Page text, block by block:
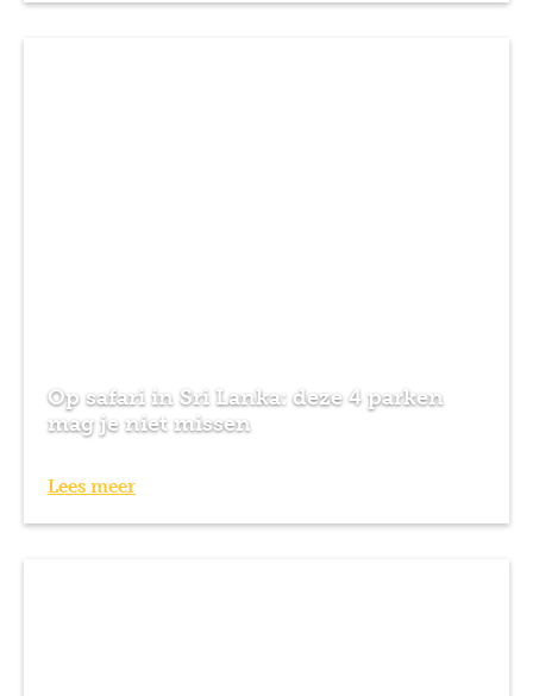
Op safari in Sri Lanka: deze 4 parken
mag je niet missen
Lees meer